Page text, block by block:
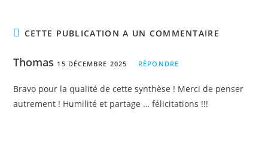
CETTE PUBLICATION A UN COMMENTAIRE
Thomas 15 DÉCEMBRE 2025 RÉPONDRE
Bravo pour la qualité de cette synthèse ! Merci de penser
autrement ! Humilité et partage … félicitations !!!